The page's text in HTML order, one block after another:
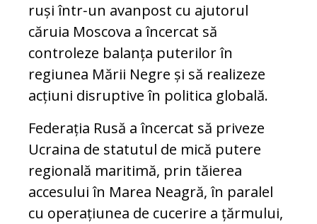
ruși într‑un avanpost cu ajutorul
căruia Moscova a încercat să
controleze balanța puterilor în
regiunea Mării Negre și să realizeze
acțiuni disruptive în politica globală.
Federația Rusă a încercat să priveze
Ucraina de statutul de mică putere
regională maritimă, prin tăierea
accesului în Marea Neagră, în paralel
cu operațiunea de cucerire a țărmului,